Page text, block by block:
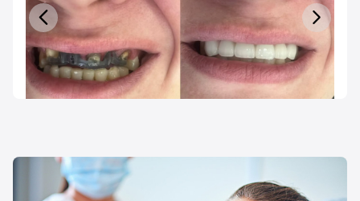
Σύνδεση εμφυτεύματος